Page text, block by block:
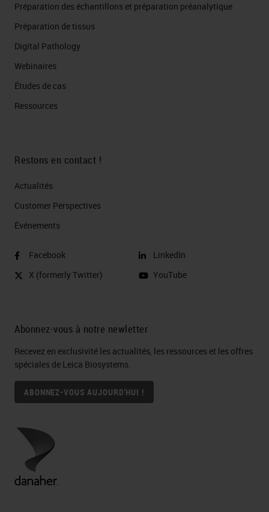
Préparation des échantillons et préparation préanalytique
Préparation de tissus
Digital Pathology
Webinaires
Études de cas
Ressources
Restons en contact !
Actualités
Customer Perspectives​
Événements
Facebook
X (formerly Twitter)
LinkedIn
YouTube
Abonnez-vous à notre newletter
Recevez en exclusivité les actualités, les ressources et les offres
spéciales de Leica Biosystems.
ABONNEZ-VOUS AUJOURD'HUI !